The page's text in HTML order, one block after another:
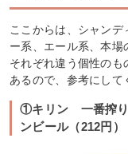
ここからは、シャン
ー系、エール系、本場
それぞれ違う個性のも
あるので、参考にして
①キリン 一番搾
ンビール（212円）